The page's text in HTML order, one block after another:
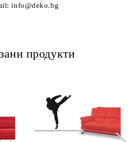
info@deko.bg
продукти